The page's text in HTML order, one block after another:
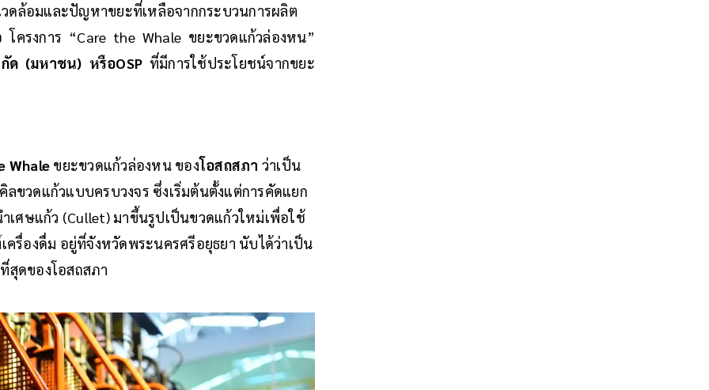
ล้อมและปัญหาขยะที่เหลือจากกระบวนการผลิต
ครงการ “Care the Whale ขยะขวดแก้วล่องหน”
ด (มหาชน) หรือOSP ที่มีการใช้ประโยชน์จากขยะ
Whale ขยะขวดแก้วล่องหน ของโอสถสภา ว่าเป็น
ลขวดแก้วแบบครบวงจร ซึ่งเริ่มต้นตั้งแต่การคัดแยก
เศษแก้ว (Cullet) มาขึ้นรูปเป็นขวดแก้วใหม่เพื่อใช้
รื่องดื่ม อยู่ที่จังหวัดพระนครศรีอยุธยา นับได้ว่าเป็น
สุดของโอสถสภา